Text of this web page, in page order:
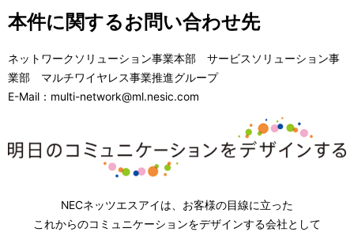
本件に関するお問い合わせ先
ネットワークソリューション事業本部 サービスソリューション事
業部 マルチワイヤレス事業推進グループ
E-Mail：multi-network@ml.nesic.com
NECネッツエスアイは、お客様の目線に立った
これからのコミュニケーションをデザインする会社として